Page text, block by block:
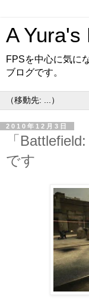
A Yura's
FPSを中心に気に
ブログです。
2010年12月3日
「
です